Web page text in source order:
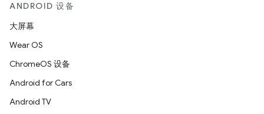
ANDROID 设备
大屏幕
Wear OS
ChromeOS 设备
Android for Cars
Android TV